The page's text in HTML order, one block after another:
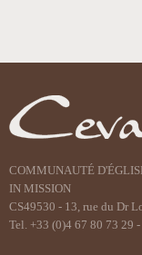
document
COMMUNAUTÉ
IN MISSION
CS49530 - 13, rue du Dr
Tel. +33 (0)4 67 80 73 29